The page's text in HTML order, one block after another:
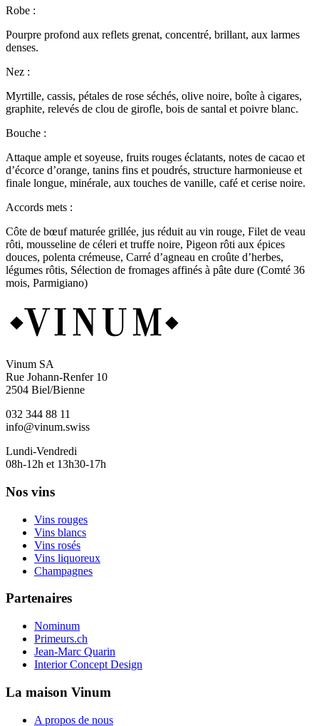
Robe :
Pourpre profond aux reflets grenat, concentré, brillant, aux larmes
denses.
Nez :
Myrtille, cassis, pétales de rose séchés, olive noire, boîte à cigares,
graphite, relevés de clou de girofle, bois de santal et poivre blanc.
Bouche :
Attaque ample et soyeuse, fruits rouges éclatants, notes de cacao et
d’écorce d’orange, tanins fins et poudrés, structure harmonieuse et
finale longue, minérale, aux touches de vanille, café et cerise noire.
Accords mets :
Côte de bœuf maturée grillée, jus réduit au vin rouge, Filet de veau
rôti, mousseline de céleri et truffe noire, Pigeon rôti aux épices
douces, polenta crémeuse, Carré d’agneau en croûte d’herbes,
légumes rôtis, Sélection de fromages affinés à pâte dure (Comté 36
mois, Parmigiano)
Vinum SA
Rue Johann-Renfer 10
2504 Biel/Bienne
032 344 88 11
info@vinum.swiss
Lundi-Vendredi
08h-12h et 13h30-17h
Nos vins
Vins rouges
Vins blancs
Vins rosés
Vins liquoreux
Champagnes
Partenaires
Nominum
Primeurs.ch
Jean-Marc Quarin
Interior Concept Design
La maison Vinum
A propos de nous